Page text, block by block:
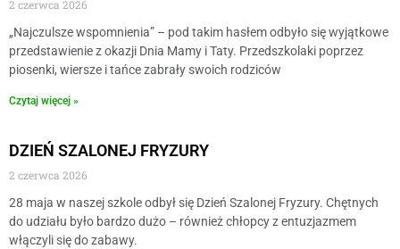
2 czerwca 2026
„Najczulsze wspomnienia” – pod takim hasłem odbyło się wyjątkowe
przedstawienie z okazji Dnia Mamy i Taty. Przedszkolaki poprzez
piosenki, wiersze i tańce zabrały swoich rodziców
Czytaj więcej »
DZIEŃ SZALONEJ FRYZURY
2 czerwca 2026
28 maja w naszej szkole odbył się Dzień Szalonej Fryzury. Chętnych
do udziału było bardzo dużo – również chłopcy z entuzjazmem
włączyli się do zabawy.